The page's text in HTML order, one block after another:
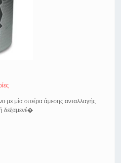
με μία σπείρα άμεσης ανταλλαγής
δεξαμενέ�